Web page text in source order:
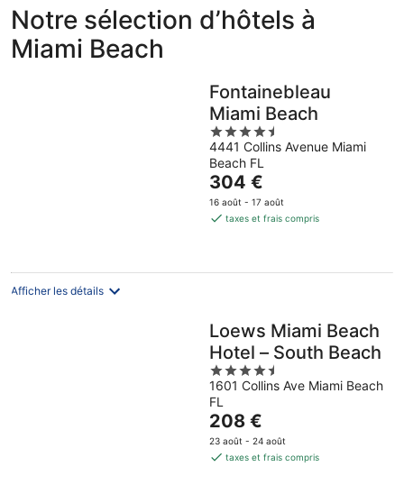
Miami
Beach
pour
cette
Miami
Beach
soir,
août
août
prochain,
Notre sélection d’hôtels à
Miami Beach
Fontainebleau
Miami Beach
4.5
out
of
5
4441 Collins Avenue Miami
Beach FL
Le
prix
est
par
304 €
16 août - 17 août
taxes et frais compris
Afficher les détails
Loews Miami Beach
Hotel – South Beach
4.5
out
of
5
1601 Collins Ave Miami Beach
FL
Le
prix
est
208 €
23 août - 24 août
taxes et frais compris